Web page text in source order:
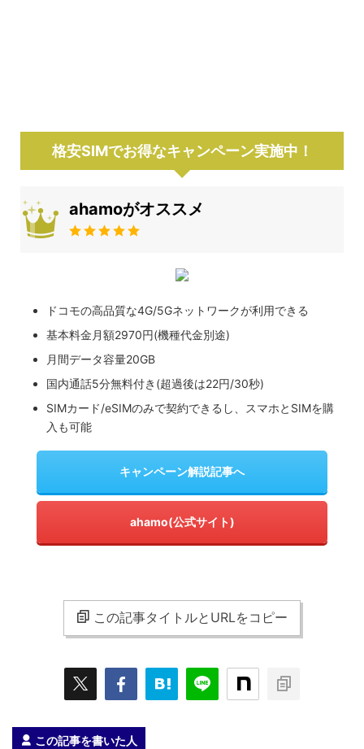
格安SIMでお得なキャンペーン実施中！
ahamoがオススメ
ドコモの高品質な4G/5Gネットワークが利用できる
基本料金月額2970円(機種代金別途)
月間データ容量20GB
国内通話5分無料付き(超過後は22円/30秒)
SIMカード/eSIMのみで契約できるし、スマホとSIMを購
入も可能
キャンペーン解説記事へ
ahamo(公式サイト)
この記事タイトルとURLをコピー
この記事を書いた人